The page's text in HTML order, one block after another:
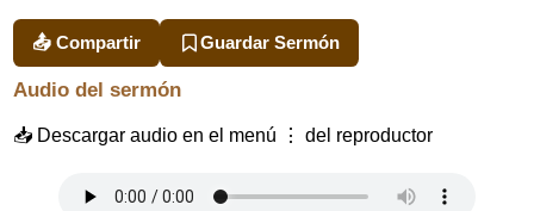
📤 Compartir Guardar Sermón
Audio del sermón
📥 Descargar audio en el menú ⋮ del reproductor